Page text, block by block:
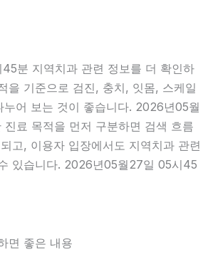
분 지역치과 관련 정보를 더 확인하
을 기준으로 검진, 충치, 잇몸, 스케일
어 보는 것이 좋습니다. 2026년05월
료 목적을 먼저 구분하면 검색 흐름
고, 이용자 입장에서도 지역치과 관련
있습니다. 2026년05월27일 05시45
면 좋은 내용